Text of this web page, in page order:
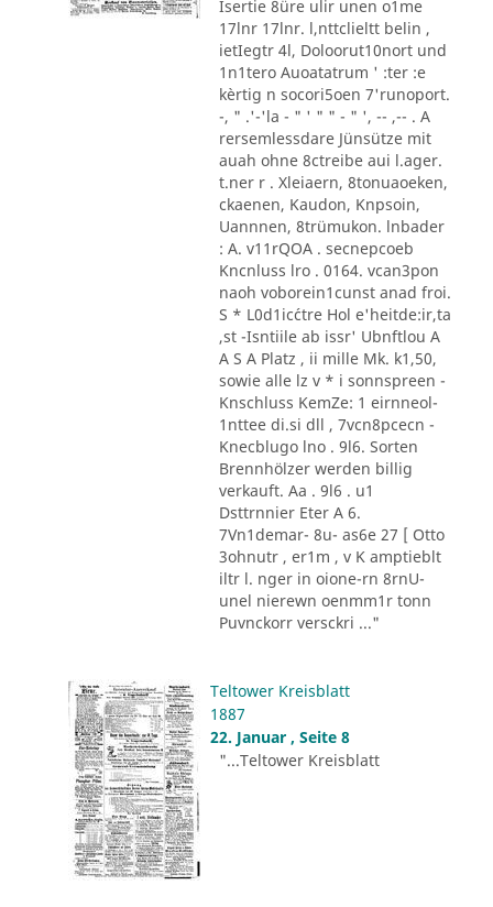
Isertie 8üre ulir unen o1me
17lnr 17lnr. l,nttclieltt belin ,
ietIegtr 4l, Doloorut10nort und
1n1tero Auoatatrum ' :ter :e
kèrtig n socori5oen 7'runoport.
-, " .'-'la - " ' " " - " ', -- ,-- . A
rersemlessdare Jünsütze mit
auah ohne 8ctreibe aui l.ager.
t.ner r . Xleiaern, 8tonuaoeken,
ckaenen, Kaudon, Knpsoin,
Uannnen, 8trümukon. lnbader
: A. v11rQOA . secnepcoeb
Kncnluss lro . 0164. vcan3pon
naoh voborein1cunst anad froi.
S * L0d1ic´ctre Hol e'heitde:ir,ta
,st -Isntiile ab issr' Ubnftlou A
A S A Platz , ii mille Mk. k1,50,
sowie alle lz v * i sonnspreen -
Knschluss KemZe: 1 eirnneol-
1nttee di.si dll , 7vcn8pcecn -
Knecblugo lno . 9l6. Sorten
Brennhölzer werden billig
verkauft. Aa . 9l6 . u1
Dsttrnnier Eter A 6.
7Vn1demar- 8u- as6e 27 [ Otto
3ohnutr , er1m , v K amptieblt
iltr l. nger in oione-rn 8rnU-
unel nierewn oenmm1r tonn
Puvnckorr versckri ..."
Teltower Kreisblatt
1887
22. Januar , Seite 8
"...Teltower Kreisblatt